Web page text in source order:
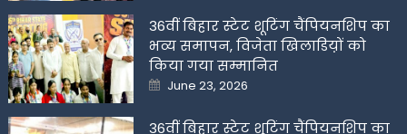
36वीं बिहार स्टेट शूटिंग चैंपियनशिप का
भव्य समापन, विजेता खिलाडिय़ों को
किया गया सम्मानित
Posted
on
June 23, 2026
36वीं बिहार स्टेट शूटिंग चैंपियनशिप का